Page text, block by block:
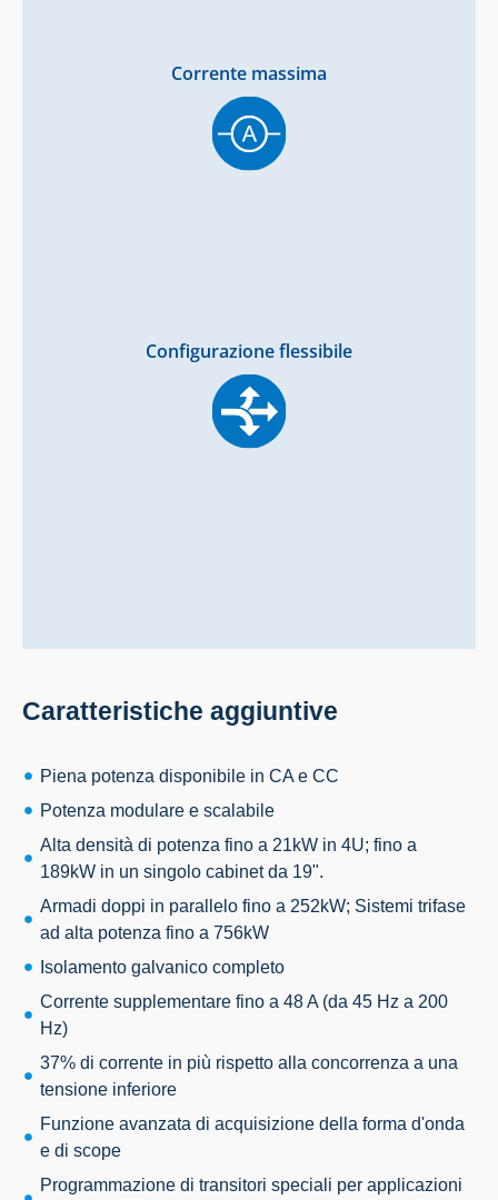
Corrente massima
Configurazione flessibile
Caratteristiche aggiuntive
Piena potenza disponibile in CA e CC
Potenza modulare e scalabile
Alta densità di potenza fino a 21kW in 4U; fino a
189kW in un singolo cabinet da 19".
Armadi doppi in parallelo fino a 252kW; Sistemi trifase
ad alta potenza fino a 756kW
Isolamento galvanico completo
Corrente supplementare fino a 48 A (da 45 Hz a 200
Hz)
37% di corrente in più rispetto alla concorrenza a una
tensione inferiore
Funzione avanzata di acquisizione della forma d'onda
e di scope
Programmazione di transitori speciali per applicazioni